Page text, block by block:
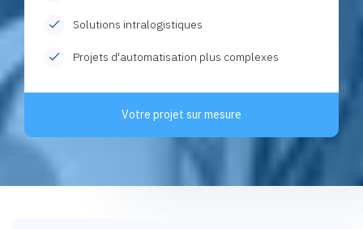
Solutions intralogistiques
Projets d'automatisation plus complexes
Votre projet sur mesure